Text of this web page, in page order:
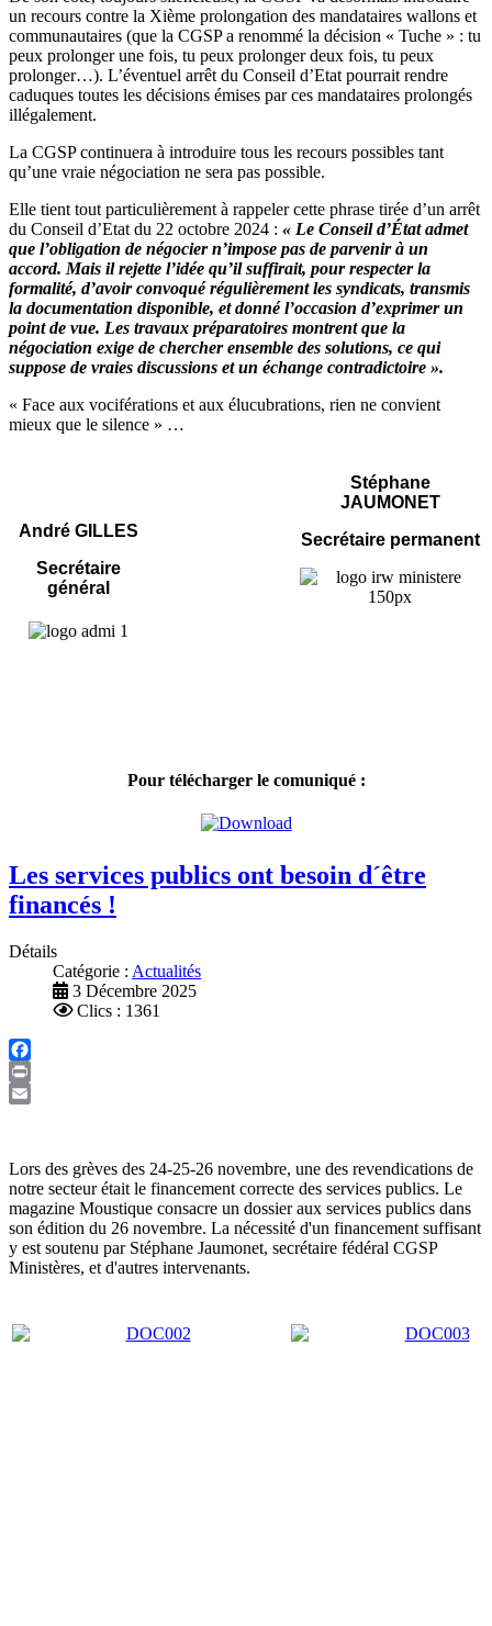
un recours contre la Xième prolongation des mandataires wallons et
communautaires (que la CGSP a renommé la décision « Tuche » : tu
peux prolonger une fois, tu peux prolonger deux fois, tu peux
prolonger…). L’éventuel arrêt du Conseil d’Etat pourrait rendre
caduques toutes les décisions émises par ces mandataires prolongés
illégalement.
La CGSP continuera à introduire tous les recours possibles tant
qu’une vraie négociation ne sera pas possible.
Elle tient tout particulièrement à rappeler cette phrase tirée d’un arrêt
du Conseil d’Etat du 22 octobre 2024 : « Le Conseil d’État admet
que l’obligation de négocier n’impose pas de parvenir à un
accord. Mais il rejette l’idée qu’il suffirait, pour respecter la
formalité, d’avoir convoqué régulièrement les syndicats, transmis
la documentation disponible, et donné l’occasion d’exprimer un
point de vue. Les travaux préparatoires montrent que la
négociation exige de chercher ensemble des solutions, ce qui
suppose de vraies discussions et un échange contradictoire ».
« Face aux vociférations et aux élucubrations, rien ne convient
mieux que le silence » …
André GILLES
Secrétaire
général
Stéphane
JAUMONET
Secrétaire permanent
Pour télécharger le comuniqué :
Les services publics ont besoin d´être
financés !
Détails
Catégorie : Actualités
3 Décembre 2025
Clics : 1361
Facebook
Print
Lors des grèves des 24-25-26 novembre, une des revendications de
notre secteur était le financement correcte des services publics. Le
magazine Moustique consacre un dossier aux services publics dans
son édition du 26 novembre. La nécessité d'un financement suffisant
y est soutenu par Stéphane Jaumonet, secrétaire fédéral CGSP
Ministères, et d'autres intervenants.